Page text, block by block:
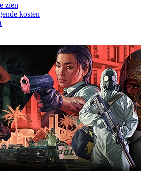
zien
kosten